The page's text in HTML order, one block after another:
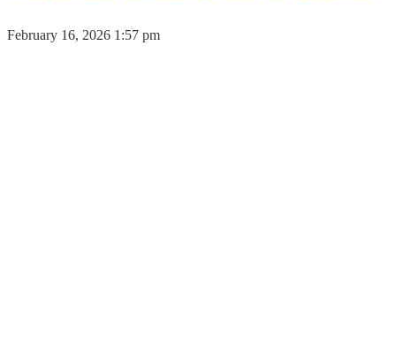
February 16, 2026 1:57 pm